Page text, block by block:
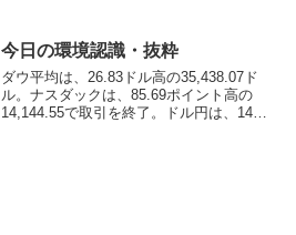
今日の環境認識・抜粋
ダウ平均は、26.83ドル高の35,438.07ド
ル。ナスダックは、85.69ポイント高の
14,144.55で取引を終了。ドル円は、140